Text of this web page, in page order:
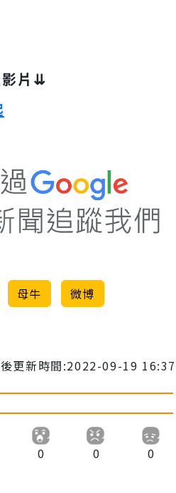
片⇊
母牛 微博
更新時間:2022-09-19 16:37
0 0 0